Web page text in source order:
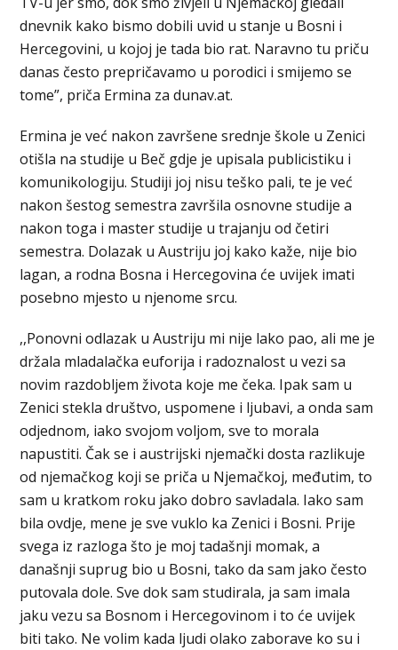
dnevnik kako bismo dobili uvid u stanje u Bosni i
Hercegovini, u kojoj je tada bio rat. Naravno tu priču
danas često prepričavamo u porodici i smijemo se
tome”, priča Ermina za dunav.at.
Ermina je već nakon završene srednje škole u Zenici
otišla na studije u Beč gdje je upisala publicistiku i
komunikologiju. Studiji joj nisu teško pali, te je već
nakon šestog semestra završila osnovne studije a
nakon toga i master studije u trajanju od četiri
semestra. Dolazak u Austriju joj kako kaže, nije bio
lagan, a rodna Bosna i Hercegovina će uvijek imati
posebno mjesto u njenome srcu.
,,Ponovni odlazak u Austriju mi nije lako pao, ali me je
držala mladalačka euforija i radoznalost u vezi sa
novim razdobljem života koje me čeka. Ipak sam u
Zenici stekla društvo, uspomene i ljubavi, a onda sam
odjednom, iako svojom voljom, sve to morala
napustiti. Čak se i austrijski njemački dosta razlikuje
od njemačkog koji se priča u Njemačkoj, međutim, to
sam u kratkom roku jako dobro savladala. Iako sam
bila ovdje, mene je sve vuklo ka Zenici i Bosni. Prije
svega iz razloga što je moj tadašnji momak, a
današnji suprug bio u Bosni, tako da sam jako često
putovala dole. Sve dok sam studirala, ja sam imala
jaku vezu sa Bosnom i Hercegovinom i to će uvijek
biti tako. Ne volim kada ljudi olako zaborave ko su i